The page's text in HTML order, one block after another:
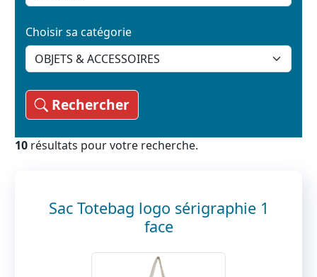
Choisir sa catégorie
Rechercher
10résultats pour votre recherche.
Sac Totebag logo sérigraphie 1
face